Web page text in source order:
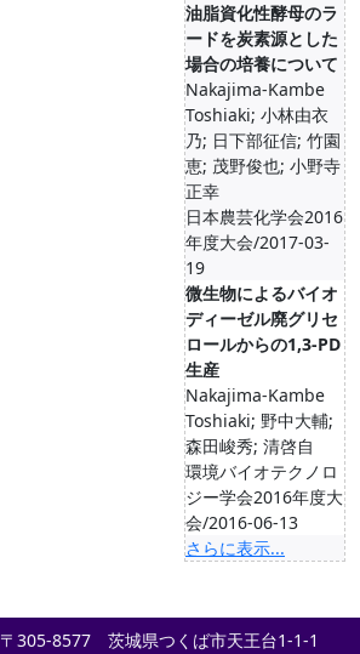
油脂資化性酵母のラ
ードを炭素源とした
場合の培養について
Nakajima-Kambe
Toshiaki; 小林由衣
乃; 日下部征信; 竹園
恵; 茂野俊也; 小野寺
正幸
日本農芸化学会2016
年度大会/2017-03-
19
微生物によるバイオ
ディーゼル廃グリセ
ロールからの1,3-PD
生産
Nakajima-Kambe
Toshiaki; 野中大輔;
森田峻秀; 清啓自
環境バイオテクノロ
ジー学会2016年度大
会/2016-06-13
さらに表示...
〒305-8577 茨城県つくば市天王台1-1-1